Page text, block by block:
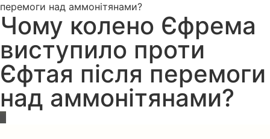
перемоги над аммонітянами?
Чому колено Єфрема
виступило проти
Єфтая після перемоги
над аммонітянами?